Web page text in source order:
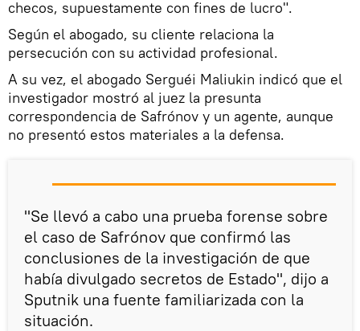
checos, supuestamente con fines de lucro".
Según el abogado, su cliente relaciona la
persecución con su actividad profesional.
A su vez, el abogado Serguéi Maliukin indicó que el
investigador mostró al juez la presunta
correspondencia de Safrónov y un agente, aunque
no presentó estos materiales a la defensa.
"Se llevó a cabo una prueba forense sobre
el caso de Safrónov que confirmó las
conclusiones de la investigación de que
había divulgado secretos de Estado", dijo a
Sputnik una fuente familiarizada con la
situación.